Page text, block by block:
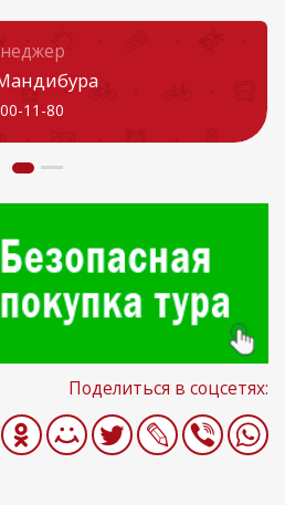
11-80
Поделиться в соцсетях: